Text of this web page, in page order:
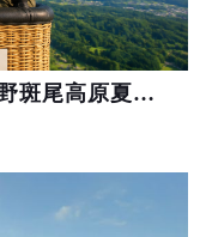
和毛小孩一起飛上天！日本長野斑尾高原夏季限定熱氣球體驗